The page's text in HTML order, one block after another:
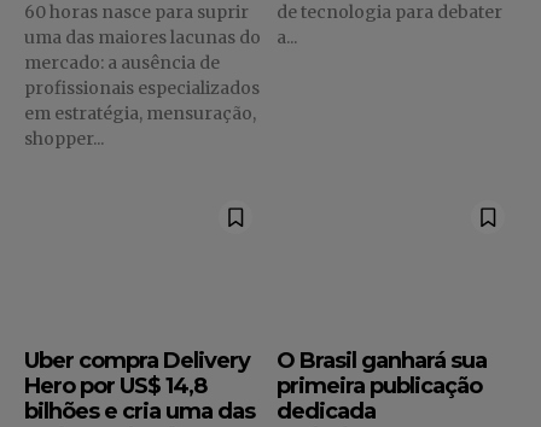
60 horas nasce para suprir
uma das maiores lacunas do
mercado: a ausência de
profissionais especializados
em estratégia, mensuração,
shopper...
de tecnologia para debater
a...
Uber compra Delivery
Hero por US$ 14,8
bilhões e cria uma das
O Brasil ganhará sua
primeira publicação
dedicada